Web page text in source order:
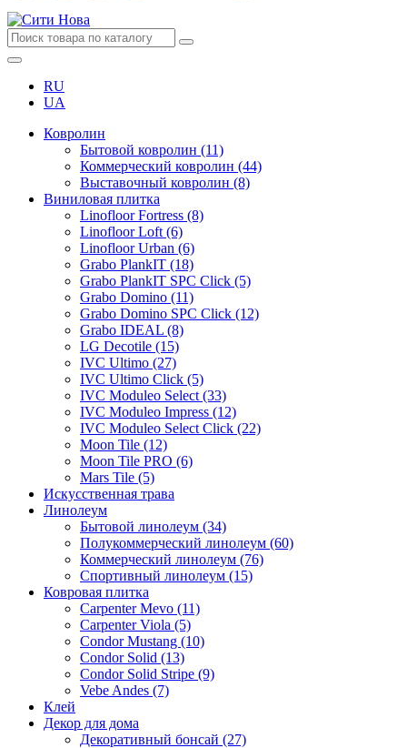
RU
UA
Ковролин
Бытовой ковролин (11)
Коммерческий ковролин (44)
Выставочный ковролин (8)
Виниловая плитка
Linofloor Fortress (8)
Linofloor Loft (6)
Linofloor Urban (6)
Grabo PlankIT (18)
Grabo PlankIT SPC Click (5)
Grabo Domino (11)
Grabo Domino SPC Click (12)
Grabo IDEAL (8)
LG Decotile (15)
IVC Ultimo (27)
IVC Ultimo Click (5)
IVC Moduleo Select (33)
IVC Moduleo Impress (12)
IVC Moduleo Select Click (22)
Moon Tile (12)
Moon Tile PRO (6)
Mars Tile (5)
Искусcтвенная трава
Линолеум
Бытовой линолеум (34)
Полукоммерческий линолеум (60)
Коммерческий линолеум (76)
Спортивный линолеум (15)
Ковровая плитка
Carpenter Mevo (11)
Carpenter Viola (5)
Condor Mustang (10)
Condor Solid (13)
Condor Solid Stripe (9)
Vebe Andes (7)
Клей
Декор для дома
Декоративный бонсай (27)